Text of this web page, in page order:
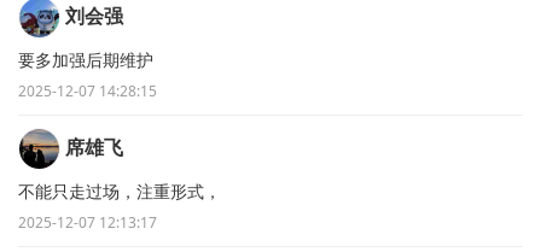
刘会强
要多加强后期维护
2025-12-07 14:28:15
席雄飞
不能只走过场，注重形式，
2025-12-07 12:13:17